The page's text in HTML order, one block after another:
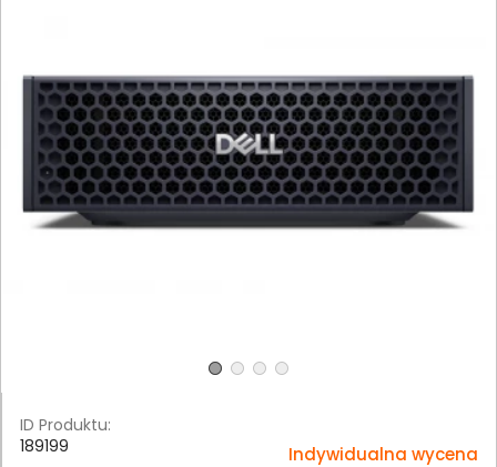
ID Produktu:
189199
Indywidualna wycena